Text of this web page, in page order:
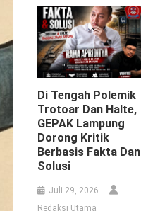
Di Tengah Polemik
Trotoar Dan Halte,
GEPAK Lampung
Dorong Kritik
Berbasis Fakta Dan
Solusi
Juli 29, 2026
Redaksi Utama